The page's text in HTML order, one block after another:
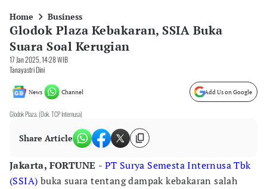
Home Business
Glodok Plaza Kebakaran, SSIA Buka
Suara Soal Kerugian
17 Jan 2025, 14:28 WIB
Tanayastri Dini
News Channel Add Us on Google
Glodok Plaza. (Dok. TCP Internusa)
Share Article
Jakarta, FORTUNE - PT Surya Semesta Internusa Tbk
(SSIA) buka suara tentang dampak kebakaran salah